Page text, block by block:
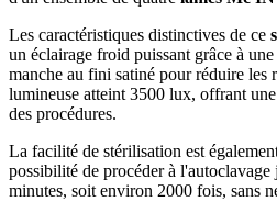
Les caractéristiques distinctives de ce
un éclairage froid puissant grâce à
manche au fini satiné pour réduire les
lumineuse atteint 3500 lux, offrant
des procédures.
La facilité de stérilisation est
possibilité de procéder à l'autoclavage
minutes, soit environ 2000 fois, sans